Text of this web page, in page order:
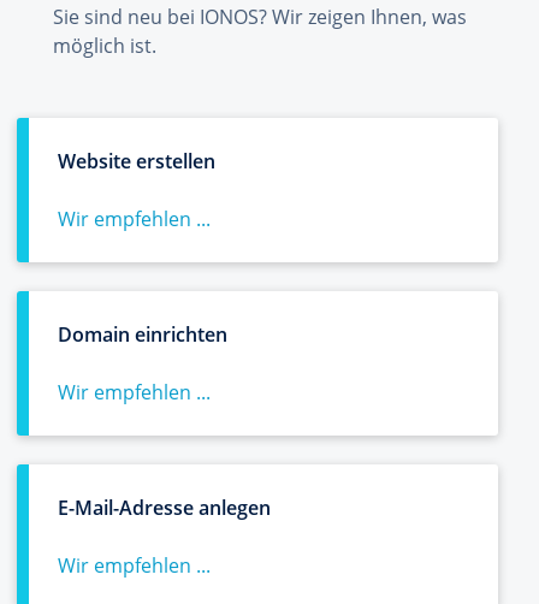
Sie sind neu bei IONOS? Wir zeigen Ihnen, was
möglich ist.
Website erstellen
Wir empfehlen ...
Domain einrichten
Wir empfehlen ...
E-Mail-Adresse anlegen
Wir empfehlen ...